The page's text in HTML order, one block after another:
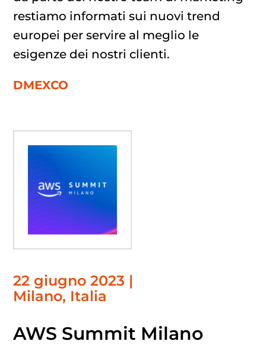
restiamo informati sui nuovi trend
europei per servire al meglio le
esigenze dei nostri clienti.
DMEXCO
22 giugno 2023 |
Milano, Italia
AWS Summit Milano